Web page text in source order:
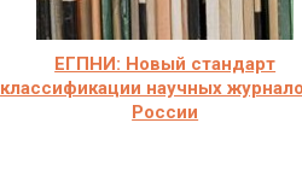
ЕГПНИ: Новый стандарт
классификации научных
России